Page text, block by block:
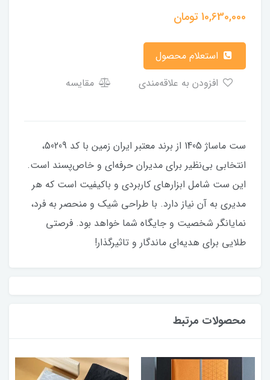
10,630,000تومان
مقایسه
ست ماساژ 1405 از برند معتبر ایران زمین با کد 50209،
انتخابی بی‌نظیر برای مدیران حرفه‌ای و خاص‌پسند است.
این ست شامل ابزارهای کاربردی و باکیفیت است که هر
مدیری به آن نیاز دارد. با طراحی شیک و منحصر به فرد،
نمایانگر شخصیت و جایگاه شما خواهد بود. فرصتی
طلایی برای هدیه‌ای ماندگار و تاثیرگذار!
محصولات مرتبط